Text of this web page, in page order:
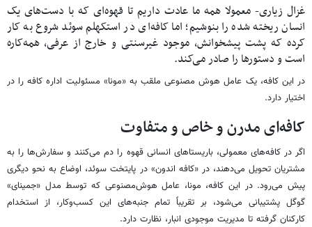
غزال زیاری- معمولا همه ما عادت داریم تا قهوه‌ای که با دست‌های یک
انسان ریخته شده را بنوشیم؛ اما کافه‌ای در استکهلم سوئد شروع به کار
کرده که پشت پیشخوانش، موجود غیرسنتی و خارج از عرفی، همه‌کاره
است و دستورها را صادر می‌کند.
در این کافه، یک عامل هوش مصنوعی ملقب به «مونا» مسئولیت اداره کافه‌ را در
اختیار دارد.
کافه‌ای مدرن و خاص و متفاوت
اگر در کافه‌های معمولی، باریستاهای انسانی قهوه را دم می‌کنند و سفارش‌ها را به
مشتریان تحویل می‌دهند، در «کافه اندون» در پایتخت سوئد، اوضاع به نحو دیگری
پیش می‌رود. در این کافه، مونا، عامل هوش‌مصنوعی که توسط مدل «جمینای»
گوگل پشتیبانی می‌شود، بر تقریباً تمام جنبه‌های این کسب‌وکار، از استخدام
کارکنان گرفته تا مدیریت موجودی انبار، نظارت دارد.